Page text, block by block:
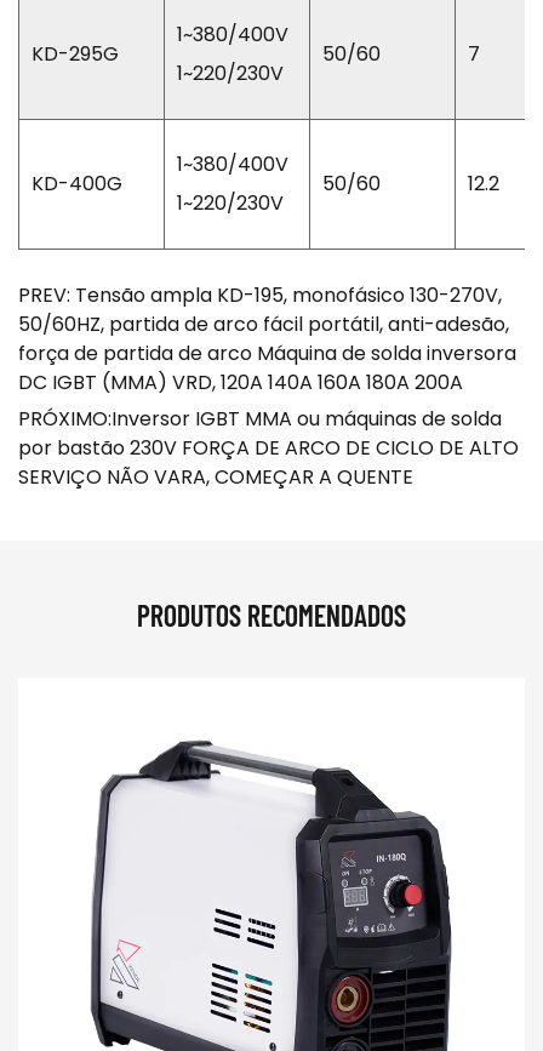
KD-295G
1~380/400V
1~220/230V
50/60 7
KD-400G
1~380/400V
1~220/230V
50/60 12.2
PREV: Tensão ampla KD-195, monofásico 130-270V,
50/60HZ, partida de arco fácil portátil, anti-adesão,
força de partida de arco Máquina de solda inversora
DC IGBT (MMA) VRD, 120A 140A 160A 180A 200A
PRÓXIMO:Inversor IGBT MMA ou máquinas de solda
por bastão 230V FORÇA DE ARCO DE CICLO DE ALTO
SERVIÇO NÃO VARA, COMEÇAR A QUENTE
PRODUTOS RECOMENDADOS